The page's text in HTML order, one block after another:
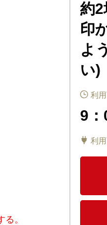
約
印
よ
い)
利
9
利
る。